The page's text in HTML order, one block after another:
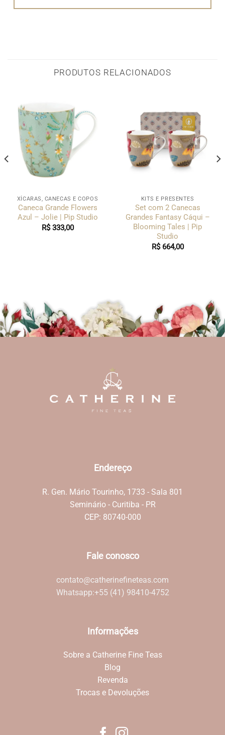
PRODUTOS RELACIONADOS
XÍCARAS, CANECAS E COPOS
Caneca Grande Flowers
Azul – Jolie | Pip Studio
R$333,00
KITS E PRESENTES
Set com 2 Canecas
Grandes Fantasy Cáqui –
Blooming Tales | Pip
Studio
R$664,00
Endereço
R. Gen. Mário Tourinho, 1733 - Sala 801
Seminário - Curitiba - PR
CEP: 80740-000
Fale conosco
contato@catherinefineteas.com
Whatsapp:+55 (41) 98410-4752
Informações
Sobre a Catherine Fine Teas
Blog
Revenda
Trocas e Devoluções